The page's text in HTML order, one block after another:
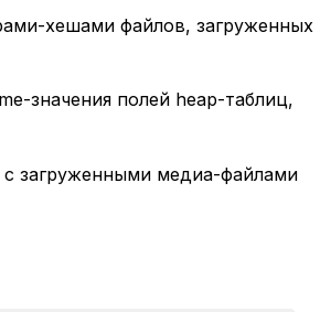
хешами файлов, загруженных
значения полей heap-таблиц,
загруженными медиа-файлами